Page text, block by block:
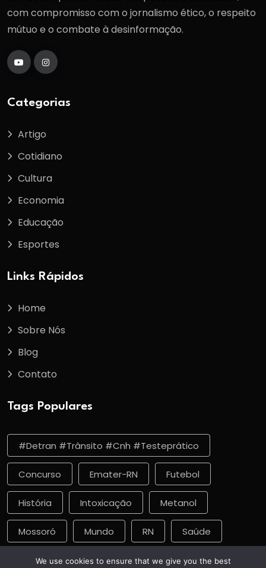
com compromisso com o jornalismo ético, o respeito
mútuo e o combate à desinformação.
Categorias
Artigo
Cotidiano
Cultura
Economia
Educação
Esportes
Links Rápidos
Home
Sobre Nós
Blog
Contato
Tags Populares
#detran #trânsito #cnh #testeprático
Concurso Emater-RN Futebol
História Intoxicação Metanol
Mossoró Mundo RN Saúde
Vacinação
We use cookies to ensure that we give you the best